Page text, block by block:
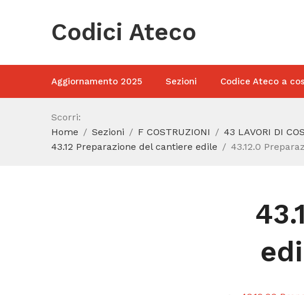
Codici Ateco
Aggiornamento 2025 Sezioni Codice Ateco a
Scorri:
Home
Sezioni F COSTRUZIONI 43 LAVORI DI
43.12 Preparazione del cantiere edile
43.12.0